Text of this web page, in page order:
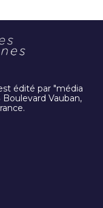
édité par "média
Boulevard Vauban,